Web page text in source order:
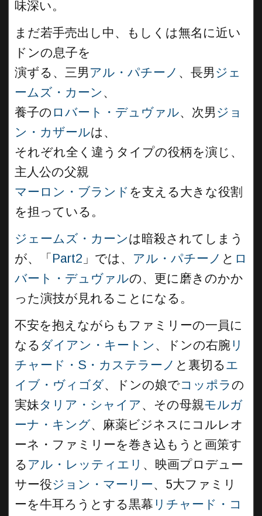
味深い。
まだ若手売出し中、もしくは無名に近い
ドンの息子を
演ずる、三男 アル・パチーノ 、長男 ジェ
ームズ・カーン 、
養子の ロバート・デュヴァル、次男 ジョ
ン・カザールは、
それぞれ全く違うタイプの役柄を演じ、
主人公の父親
マーロン・ブランド を支える大きな役割
を担っている。
ジェームズ・カーンは暗殺されてしまう
が、「 Part2 」では、 アル・パチーノ と ロ
バート・デュヴァルの、更に磨きのかか
った演技が見れることになる。
不安を抱えながらもファミリーの一員に
なる ダイアン・キートン 、ドンの右腕 リ
チャード・S・カステラーノ と裏切るエ
イブ・ヴィゴダ、ドンの娘でコッポラの
実妹タリア・シャイア、その母親モルガ
ーナ・キング、麻薬ビジネスにコルレオ
ーネ・ファミリーを巻き込もうと画策す
る アル・レッティエリ 、映画プロデュー
サー役ジョン・マーリー、5大ファミリ
ーを牛耳ろうとする黒幕 リチャード・コ